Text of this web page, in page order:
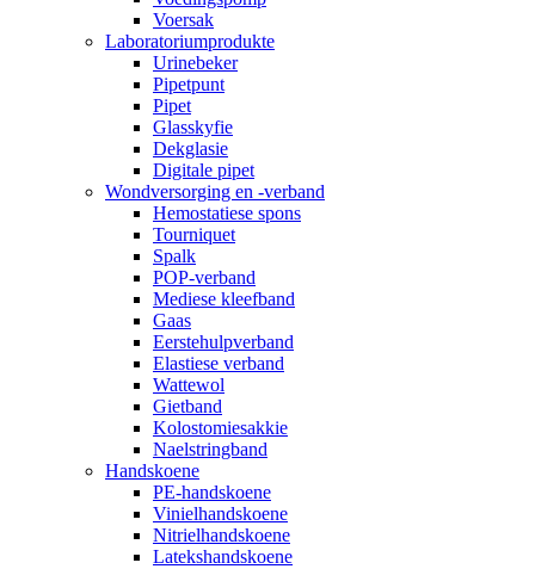
Voersak
Laboratoriumprodukte
Urinebeker
Pipetpunt
Pipet
Glasskyfie
Dekglasie
Digitale pipet
Wondversorging en -verband
Hemostatiese spons
Tourniquet
Spalk
POP-verband
Mediese kleefband
Gaas
Eerstehulpverband
Elastiese verband
Wattewol
Gietband
Kolostomiesakkie
Naelstringband
Handskoene
PE-handskoene
Vinielhandskoene
Nitrielhandskoene
Latekshandskoene